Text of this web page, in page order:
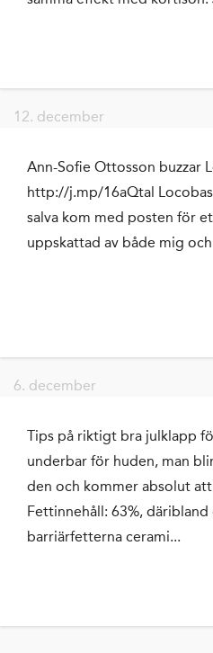
12. december
Ann-Sofie Ottosson buzzar
http://j.mp/16aQtal
salva kom med posten för
uppskattad av både mig
6. december
Tips på riktigt bra julklapp
underbar för huden, man
den och kommer absolut
Fettinnehåll: 63%,
barriärfetterna cerami...